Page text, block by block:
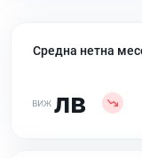
Средна нетна
лв